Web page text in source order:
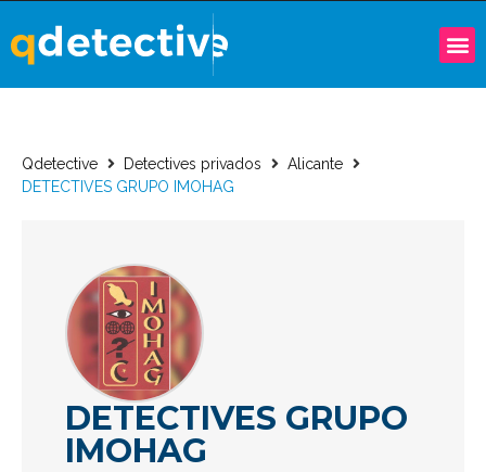
Qdetective Detectives privados
Alicante
DETECTIVES GRUPO IMOHAG
DETECTIVES GRUPO
IMOHAG